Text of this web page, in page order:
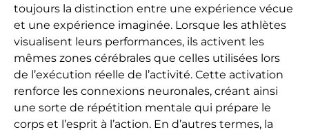
toujours la distinction entre une expérience vécue
et une expérience imaginée. Lorsque les athlètes
visualisent leurs performances, ils activent les
mêmes zones cérébrales que celles utilisées lors
de l’exécution réelle de l’activité. Cette activation
renforce les connexions neuronales, créant ainsi
une sorte de répétition mentale qui prépare le
corps et l’esprit à l’action. En d’autres termes, la